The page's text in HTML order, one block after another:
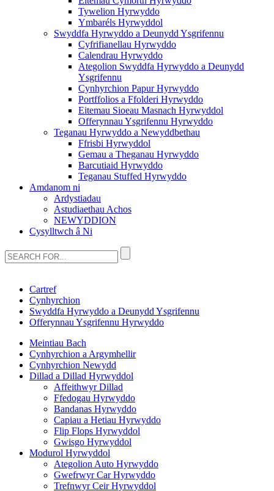
Tywelion Hyrwyddo
Ymbaréls Hyrwyddol
Swyddfa Hyrwyddo a Deunydd Ysgrifennu
Cyfrifianellau Hyrwyddo
Calendrau Hyrwyddo
Ategolion Swyddfa Hyrwyddo a Deunydd
Ysgrifennu
Cynhyrchion Papur Hyrwyddo
Portffolios a Ffolderi Hyrwyddo
Eitemau Sioeau Masnach Hyrwyddol
Offerynnau Ysgrifennu Hyrwyddo
Teganau Hyrwyddo a Newyddbethau
Ffrisbi Hyrwyddol
Gemau a Theganau Hyrwyddo
Barcutiaid Hyrwyddo
Teganau Stuffed Hyrwyddo
Amdanom ni
Ardystiadau
Astudiaethau Achos
NEWYDDION
Cysylltwch â Ni
Cartref
Cynhyrchion
Swyddfa Hyrwyddo a Deunydd Ysgrifennu
Offerynnau Ysgrifennu Hyrwyddo
Meintiau Bach
Cynhyrchion a Argymhellir
Cynhyrchion Newydd
Dillad a Dillad Hyrwyddol
Affeithwyr Dillad
Ffedogau Hyrwyddo
Bandanas Hyrwyddo
Capiau a Hetiau Hyrwyddo
Flip Flops Hyrwyddol
Gwisgo Hyrwyddol
Modurol Hyrwyddol
Ategolion Auto Hyrwyddo
Gwefrwyr Car Hyrwyddo
Trefnwyr Ceir Hyrwyddol